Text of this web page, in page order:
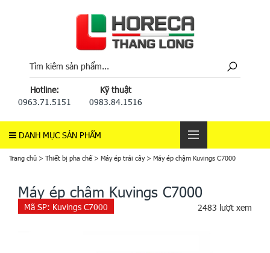
Hotline:
0963.71.5151
Kỹ thuật
0983.84.1516
DANH MỤC SẢN PHẨM
Trang chủ > Thiết bị pha chế> Máy ép trái cây> Máy ép chậm Kuvings C7000
Máy ép chậm Kuvings C7000
Mã SP: Kuvings C7000 2483 lượt xem